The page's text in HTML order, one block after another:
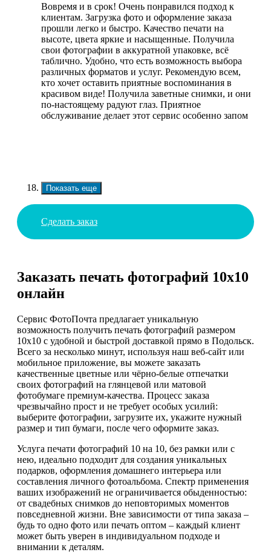
Вовремя и в срок! Очень понравился подход к
клиентам. Загрузка фото и оформление заказа
прошли легко и быстро. Качество печати на
высоте, цвета яркие и насыщенные. Получила
свои фотографии в аккуратной упаковке, всё
таблично. Удобно, что есть возможность выбора
различных форматов и услуг. Рекомендую всем,
кто хочет оставить приятные воспоминания в
красивом виде! Получила заветные снимки, и они
по-настоящему радуют глаз. Приятное
обслуживание делает этот сервис особенно запом
Показать еще
Сделать заказ
Заказать печать фотографий 10х10
онлайн
Сервис ФотоПочта предлагает уникальную
возможность получить печать фотографий размером
10х10 с удобной и быстрой доставкой прямо в Подольск.
Всего за несколько минут, используя наш веб-сайт или
мобильное приложение, вы можете заказать
качественные цветные или чёрно-белые отпечатки
своих фотографий на глянцевой или матовой
фотобумаге премиум-качества. Процесс заказа
чрезвычайно прост и не требует особых усилий:
выберите фотографии, загрузите их, укажите нужный
размер и тип бумаги, после чего оформите заказ.
Услуга печати фотографий 10 на 10, без рамки или с
нею, идеально подходит для создания уникальных
подарков, оформления домашнего интерьера или
составления личного фотоальбома. Спектр применения
ваших изображений не ограничивается обыденностью:
от свадебных снимков до неповторимых моментов
повседневной жизни. Вне зависимости от типа заказа –
будь то одно фото или печать оптом – каждый клиент
может быть уверен в индивидуальном подходе и
внимании к деталям.